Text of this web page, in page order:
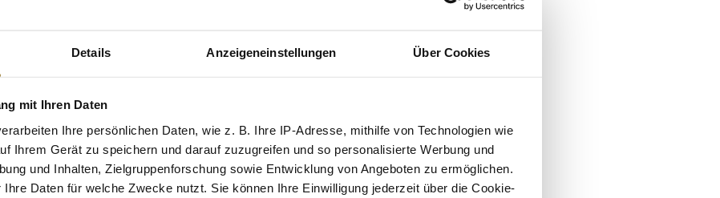
Details Anzeigeneinstellungen Über Cookies
mit Ihren Daten
Ihre persönlichen Daten, wie z. B. Ihre IP-Adresse, mithilfe von Technologien wie
Ihrem Gerät zu speichern und darauf zuzugreifen und so personalisierte Werbung und
und Inhalten, Zielgruppenforschung sowie Entwicklung von Angeboten zu ermöglichen.
Ihre Daten für welche Zwecke nutzt. Sie können Ihre Einwilligung jederzeit über die Cookie-
Advertisement